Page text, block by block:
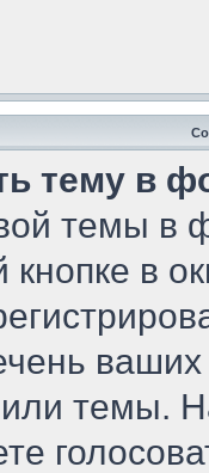
тему в
темы в
кнопке в
ваших
темы.